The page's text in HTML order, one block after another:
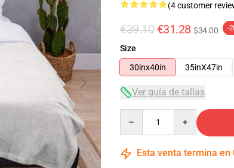
(4 customer
€39.10 €31.28 $34.00 -
Size
30inx40in
35inX47in
Ver guía de tallas
Esta venta termina en